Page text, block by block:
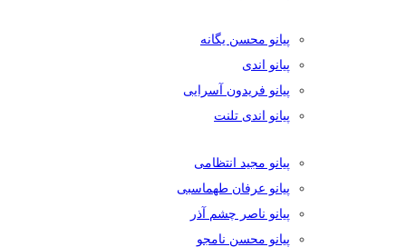
پیانو محسن یگانه
پیانو اندی
پیانو فریدون آسرایی
پیانو اندی تلنت
پیانو مجید انتظامی
پیانو عرفان طهماسبی
پیانو ناصر چشم آذر
پیانو محسن نامجو